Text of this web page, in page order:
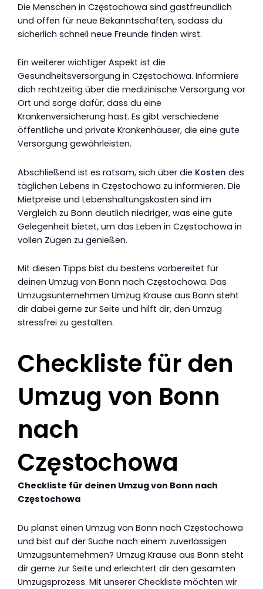
Die Menschen in Częstochowa sind gastfreundlich
und offen für neue Bekanntschaften, sodass du
sicherlich schnell neue Freunde finden wirst.
Ein weiterer wichtiger Aspekt ist die
Gesundheitsversorgung in Częstochowa. Informiere
dich rechtzeitig über die medizinische Versorgung vor
Ort und sorge dafür, dass du eine
Krankenversicherung hast. Es gibt verschiedene
öffentliche und private Krankenhäuser, die eine gute
Versorgung gewährleisten.
Abschließend ist es ratsam, sich über die Kosten des
täglichen Lebens in Częstochowa zu informieren. Die
Mietpreise und Lebenshaltungskosten sind im
Vergleich zu Bonn deutlich niedriger, was eine gute
Gelegenheit bietet, um das Leben in Częstochowa in
vollen Zügen zu genießen.
Mit diesen Tipps bist du bestens vorbereitet für
deinen Umzug von Bonn nach Częstochowa. Das
Umzugsunternehmen Umzug Krause aus Bonn steht
dir dabei gerne zur Seite und hilft dir, den Umzug
stressfrei zu gestalten.
Checkliste für den
Umzug von Bonn
nach
Częstochowa
Checkliste für deinen Umzug von Bonn nach
Częstochowa
Du planst einen Umzug von Bonn nach Częstochowa
und bist auf der Suche nach einem zuverlässigen
Umzugsunternehmen? Umzug Krause aus Bonn steht
dir gerne zur Seite und erleichtert dir den gesamten
Umzugsprozess. Mit unserer Checkliste möchten wir